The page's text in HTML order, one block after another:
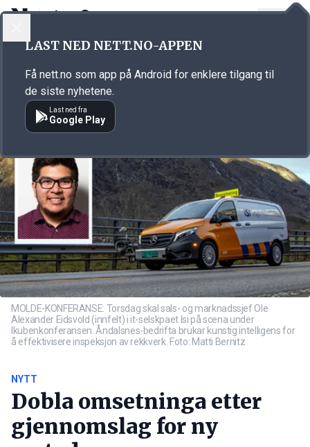
Annonsørinnhold
MOLDE-KONFERANSE: Torsdag skal sals- og marknadssjef Ole
Alexander Eidsvold (innfelt) i it-selskpaet Isi på scena under
Ikubenkonferansen. Åndalsnes-bedrifta brukar kunstig intelligens for
å effektivisere inspeksjon av rekkverk. Foto: Matti Bernitz
NYTT
Dobla omsetninga etter
gjennomslag for ny
LAST NED NETT.NO-APPEN
Få nett.no som app på Android for enklere tilgang til
de siste nyhetene.
Last ned fra
Google Play